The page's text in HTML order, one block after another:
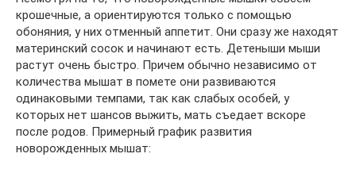
крошечные, а ориентируются только с помощью
обоняния, у них отменный аппетит. Они сразу же находят
материнский сосок и начинают есть. Детеныши мыши
растут очень быстро. Причем обычно независимо от
количества мышат в помете они развиваются
одинаковыми темпами, так как слабых особей, у
которых нет шансов выжить, мать съедает вскоре
после родов. Примерный график развития
новорожденных мышат: